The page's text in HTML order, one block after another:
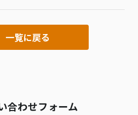
一覧に戻る
合わせフォーム